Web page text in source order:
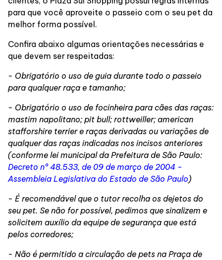
para que você aproveite o passeio com o seu pet da
melhor forma possível.
Confira abaixo algumas orientações necessárias e
que devem ser respeitadas:
- Obrigatório o uso de guia durante todo o passeio
para qualquer raça e tamanho;
- Obrigatório o uso de focinheira para cães das raças:
mastim napolitano; pit bull; rottweiller; american
stafforshire terrier e raças derivadas ou variações de
qualquer das raças indicadas nos incisos anteriores
(conforme lei municipal da Prefeitura de São Paulo:
Decreto nº 48.533, de 09 de março de 2004 -
Assembleia Legislativa do Estado de São Paulo)
- É recomendável que o tutor recolha os dejetos do
seu pet. Se não for possível, pedimos que sinalizem e
solicitem auxílio da equipe de segurança que está
pelos corredores;
- Não é permitido a circulação de pets na Praça de